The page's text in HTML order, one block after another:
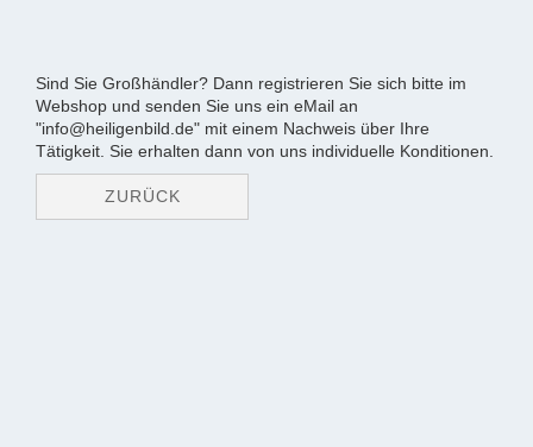
Sind Sie Großhändler? Dann registrieren Sie sich bitte im
Webshop und senden Sie uns ein eMail an
"info@heiligenbild.de" mit einem Nachweis über Ihre
Tätigkeit. Sie erhalten dann von uns individuelle Konditionen.
ZURÜCK